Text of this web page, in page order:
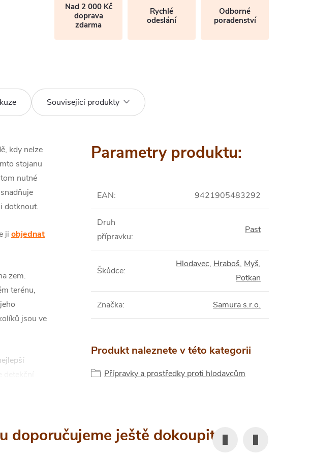
Nad 2 000 Kč
doprava
zdarma
Rychlé
odeslání
Odborné
poradenství
Související produkty
kdy nelze
stojanu
nutné
dotknout.
ji objednat
zem.
terénu,
jsou ve
Parametry produktu:
EAN: 9421905483292
Druh
přípravku:
Past
Škůdce:
Hlodavec, Hraboš, Myš,
Potkan
Značka: Samura s.r.o.
Produkt naleznete v této kategorii
Přípravky a prostředky proti hlodavcům
doporučujeme ještě dokoupit